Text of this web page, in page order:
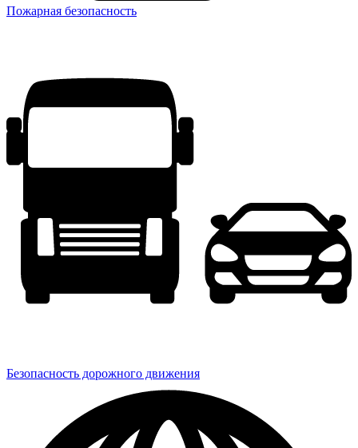
Пожарная безопасность
Безопасность дорожного движения